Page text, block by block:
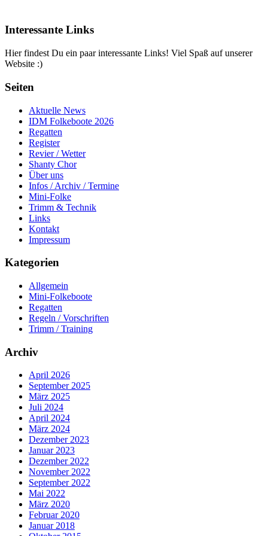
Interessante Links
Hier findest Du ein paar interessante Links! Viel Spaß auf unserer
Website :)
Seiten
Aktuelle News
IDM Folkeboote 2026
Regatten
Register
Revier / Wetter
Shanty Chor
Über uns
Infos / Archiv / Termine
Mini-Folke
Trimm & Technik
Links
Kontakt
Impressum
Kategorien
Allgemein
Mini-Folkeboote
Regatten
Regeln / Vorschriften
Trimm / Training
Archiv
April 2026
September 2025
März 2025
Juli 2024
April 2024
März 2024
Dezember 2023
Januar 2023
Dezember 2022
November 2022
September 2022
Mai 2022
März 2020
Februar 2020
Januar 2018